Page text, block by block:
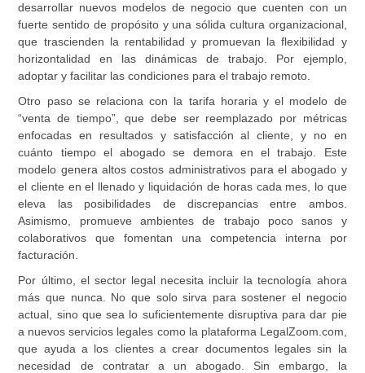
desarrollar nuevos modelos de negocio que cuenten con un
fuerte sentido de propósito y una sólida cultura organizacional,
que trascienden la rentabilidad y promuevan la flexibilidad y
horizontalidad en las dinámicas de trabajo. Por ejemplo,
adoptar y facilitar las condiciones para el trabajo remoto.
Otro paso se relaciona con la tarifa horaria y el modelo de
“venta de tiempo”, que debe ser reemplazado por métricas
enfocadas en resultados y satisfacción al cliente, y no en
cuánto tiempo el abogado se demora en el trabajo. Este
modelo genera altos costos administrativos para el abogado y
el cliente en el llenado y liquidación de horas cada mes, lo que
eleva las posibilidades de discrepancias entre ambos.
Asimismo, promueve ambientes de trabajo poco sanos y
colaborativos que fomentan una competencia interna por
facturación.
Por último, el sector legal necesita incluir la tecnología ahora
más que nunca. No que solo sirva para sostener el negocio
actual, sino que sea lo suficientemente disruptiva para dar pie
a nuevos servicios legales como la plataforma LegalZoom.com,
que ayuda a los clientes a crear documentos legales sin la
necesidad de contratar a un abogado. Sin embargo, la